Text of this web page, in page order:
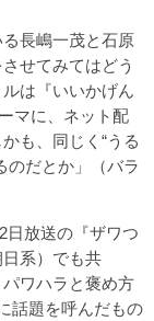
る長嶋一茂と石原
せてみてはどう
は『いいかげん
マに、ネット配
も、同じく“うる
のだとか」（バラ
日放送の『ザワつ
系）でも共
ワハラと褒め方
話題を呼んだもの